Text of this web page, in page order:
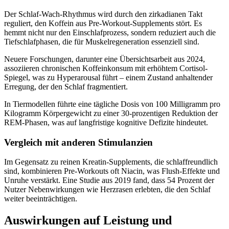
Der Schlaf-Wach-Rhythmus wird durch den zirkadianen Takt
reguliert, den Koffein aus Pre-Workout-Supplements stört. Es
hemmt nicht nur den Einschlafprozess, sondern reduziert auch die
Tiefschlafphasen, die für Muskelregeneration essenziell sind.
Neuere Forschungen, darunter eine Übersichtsarbeit aus 2024,
assoziieren chronischen Koffeinkonsum mit erhöhtem Cortisol-
Spiegel, was zu Hyperarousal führt – einem Zustand anhaltender
Erregung, der den Schlaf fragmentiert.
In Tiermodellen führte eine tägliche Dosis von 100 Milligramm pro
Kilogramm Körpergewicht zu einer 30-prozentigen Reduktion der
REM-Phasen, was auf langfristige kognitive Defizite hindeutet.
Vergleich mit anderen Stimulanzien
Im Gegensatz zu reinen Kreatin-Supplements, die schlaffreundlich
sind, kombinieren Pre-Workouts oft Niacin, was Flush-Effekte und
Unruhe verstärkt. Eine Studie aus 2019 fand, dass 54 Prozent der
Nutzer Nebenwirkungen wie Herzrasen erlebten, die den Schlaf
weiter beeinträchtigen.
Auswirkungen auf Leistung und